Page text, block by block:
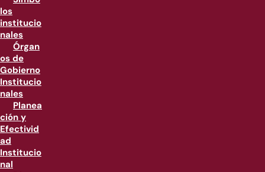
los
institucio
nales
Órgan
os de
Gobierno
Institucio
nales
Planea
ción y
Efectivid
ad
Institucio
nal